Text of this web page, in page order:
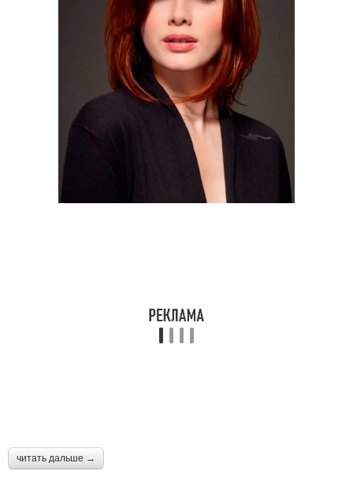
читать дальше →